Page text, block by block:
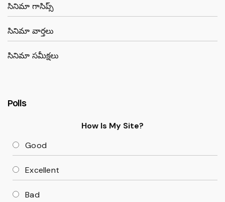
సినిమా గాసిప్స్
సినిమా వార్తలు
సినిమా సమీక్షలు
Polls
How Is My Site?
Good
Excellent
Bad